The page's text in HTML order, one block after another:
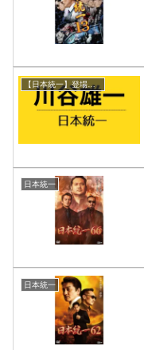
【日本統一】登場人物/組織
日本統一
日本統一